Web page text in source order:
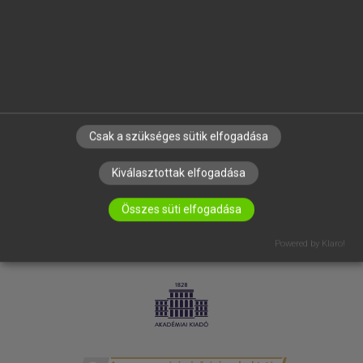
IRATKOZZ FEL HÍRLEVELÜNKRE!
Csak a szükséges sütik elfogadása
Kiválasztottak elfogadása
Összes süti elfogadása
Powered by Klaro!